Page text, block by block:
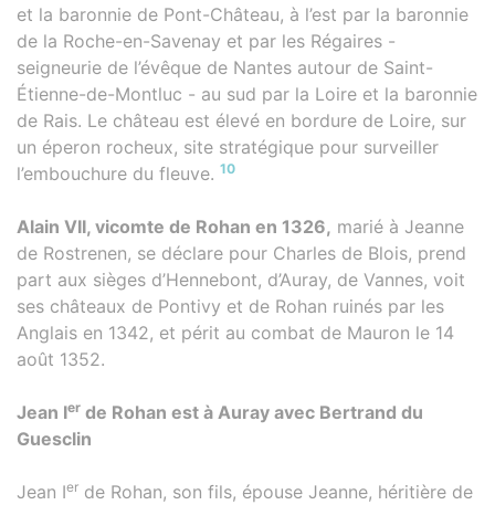
et la baronnie de Pont-Château, à l’est par la baronnie
de la Roche-en-Savenay et par les Régaires -
seigneurie de l’évêque de Nantes autour de Saint-
Étienne-de-Montluc - au sud par la Loire et la baronnie
de Rais. Le château est élevé en bordure de Loire, sur
un éperon rocheux, site stratégique pour surveiller
l’embouchure du fleuve. 10
Alain VII, vicomte de Rohan en 1326, marié à Jeanne
de Rostrenen, se déclare pour Charles de Blois, prend
part aux sièges d’Hennebont, d’Auray, de Vannes, voit
ses châteaux de Pontivy et de Rohan ruinés par les
Anglais en 1342, et périt au combat de Mauron le 14
août 1352.
Jean Ier de Rohan est à Auray avec Bertrand du
Guesclin
Jean Ier de Rohan, son fils, épouse Jeanne, héritière de